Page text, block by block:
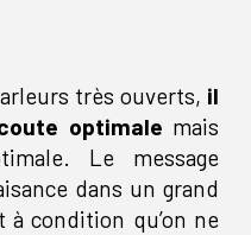
très ouverts, il
optimale mais
Le message
dans un grand
condition qu’on ne